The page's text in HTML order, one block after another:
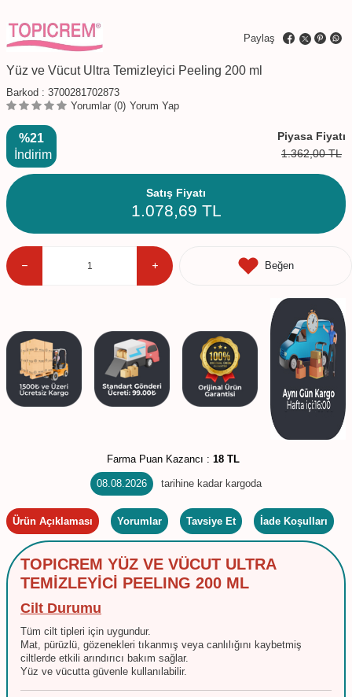
Paylaş
Yüz ve Vücut Ultra Temizleyici Peeling 200 ml
Barkod : 3700281702873
Yorumlar (0) Yorum Yap
%21
İndirim
Piyasa Fiyatı
1.362,00TL
Satış Fiyatı
1.078,69 TL
Beğen
Farma Puan Kazancı : 18 TL
08.08.2026 tarihine kadar kargoda
Ürün Açıklaması Yorumlar Tavsiye Et İade Koşulları
TOPICREM YÜZ VE VÜCUT ULTRA
TEMİZLEYİCİ PEELING 200 ML
Cilt Durumu
Tüm cilt tipleri için uygundur.
Mat, pürüzlü, gözenekleri tıkanmış veya canlılığını kaybetmiş
ciltlerde etkili arındırıcı bakım sağlar.
Yüz ve vücutta güvenle kullanılabilir.